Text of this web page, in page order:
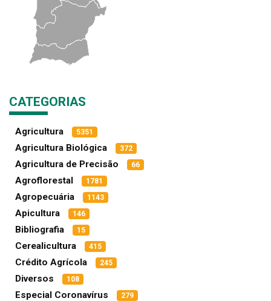
CATEGORIAS
Agricultura 5351
Agricultura Biológica 372
Agricultura de Precisão 66
Agroflorestal 1781
Agropecuária 1143
Apicultura 146
Bibliografia 15
Cerealicultura 415
Crédito Agrícola 245
Diversos 108
Especial Coronavírus 279